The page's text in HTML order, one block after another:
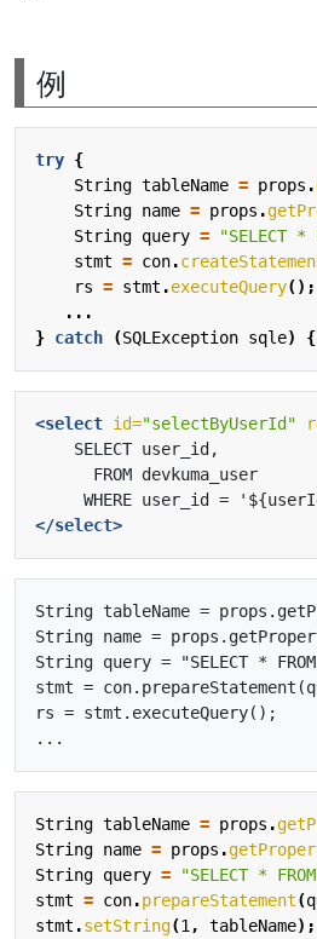
例
try {
String tableName = props .
String name = props .
String query = "SELECT *
stmt = con.
rs = stmt .executeQuery();
...
} catch (SQLException sqle) {
<select id="selectByUserId"
</select>
String tableName =
String name =
String query = "SELECT *
stmt =
rs = stmt.executeQuery();
String tableName = props .
String name = props .
String query = "SELECT *
stmt = con.prepareStatement(
stmt .setString(1 , tableName);